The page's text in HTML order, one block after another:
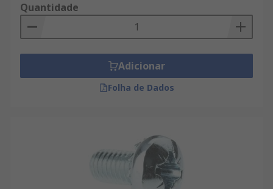
Quantidade
Adicionar
Folha de Dados